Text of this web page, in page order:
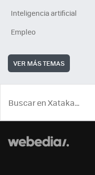
Inteligencia artificial
Empleo
VER MÁS TEMAS